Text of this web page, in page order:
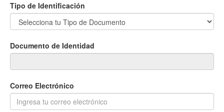
Tipo de Identificación
Documento de Identidad
Correo Electrónico